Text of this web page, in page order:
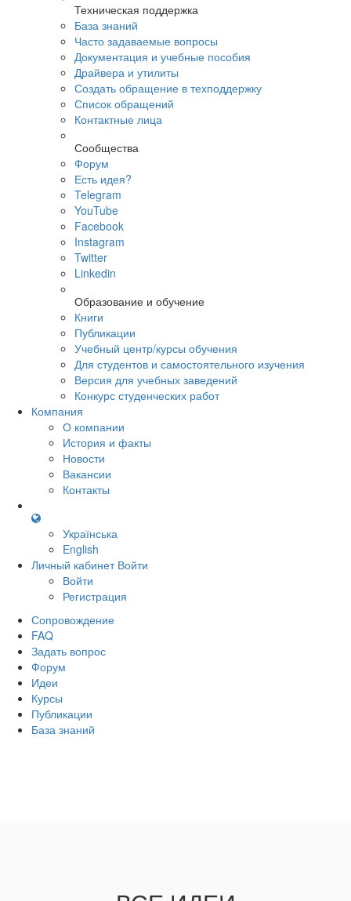
Техническая поддержка
База знаний
Часто задаваемые вопросы
Документация и учебные пособия
Драйвера и утилиты
Создать обращение в техподдержку
Список обращений
Контактные лица
Сообщества
Форум
Есть идея?
Telegram
YouTube
Facebook
Instagram
Twitter
Linkedin
Образование и обучение
Книги
Публикации
Учебный центр/курсы обучения
Для студентов и самостоятельного изучения
Версия для учебных заведений
Конкурс студенческих работ
Компания
О компании
История и факты
Новости
Вакансии
Контакты
Українська
English
Личный кабинет Войти
Войти
Регистрация
Сопровождение
FAQ
Задать вопрос
Форум
Идеи
Курсы
Публикации
База знаний